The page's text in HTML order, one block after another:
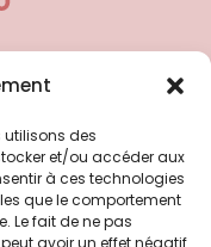
utilisons des
et/ou accéder aux
à ces technologies
que le comportement
Le fait de ne pas
avoir un effet négatif
et d’utilisation